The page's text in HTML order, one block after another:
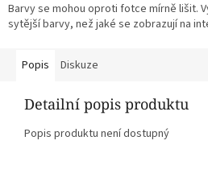
Barvy se mohou oproti fotce mírně lišit.
sytější barvy, než jaké se zobrazují na
Popis Diskuze
Detailní popis produktu
Popis produktu není dostupný